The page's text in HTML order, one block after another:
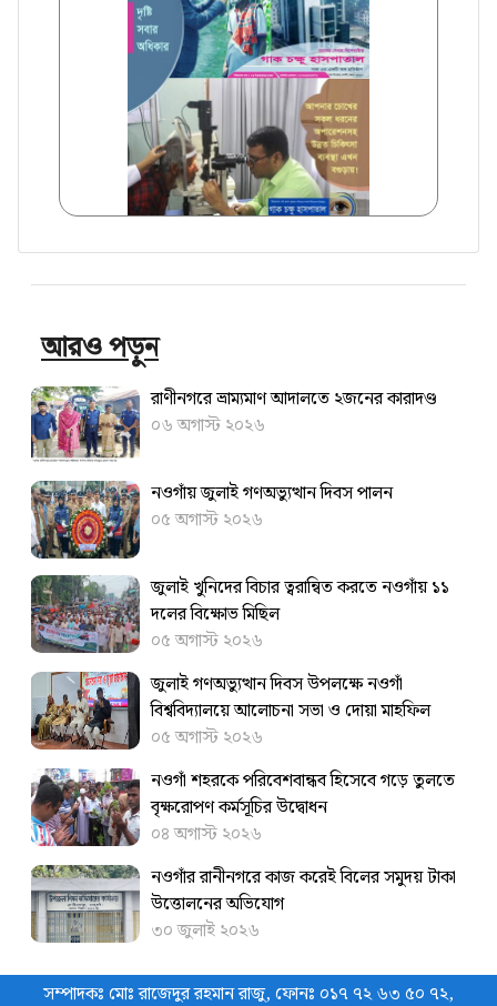
আরও পড়ুন
রাণীনগরে ভ্রাম্যমাণ আদালতে ২জনের কারাদণ্ড
০৬ অগাস্ট ২০২৬
নওগাঁয় জুলাই গণঅভ্যুত্থান দিবস পালন
০৫ অগাস্ট ২০২৬
জুলাই খুনিদের বিচার ত্বরান্বিত করতে ‎নওগাঁয় ১১
দলের বিক্ষোভ মিছিল
০৫ অগাস্ট ২০২৬
জুলাই গণঅভ্যুত্থান দিবস উপলক্ষে নওগাঁ
বিশ্ববিদ্যালয়ে আলোচনা সভা ও দোয়া মাহফিল
০৫ অগাস্ট ২০২৬
নওগাঁ শহরকে পরিবেশবান্ধব হিসেবে গড়ে তুলতে
বৃক্ষরোপণ কর্মসূচির উদ্বোধন
০৪ অগাস্ট ২০২৬
নওগাঁর রানীনগরে কাজ করেই বিলের সমুদয় টাকা
উত্তোলনের অভিযোগ
৩০ জুলাই ২০২৬
সম্পাদকঃ মোঃ রাজেদুর রহমান রাজু, ফোনঃ ০১৭ ৭২ ৬৩ ৫০ ৭২,